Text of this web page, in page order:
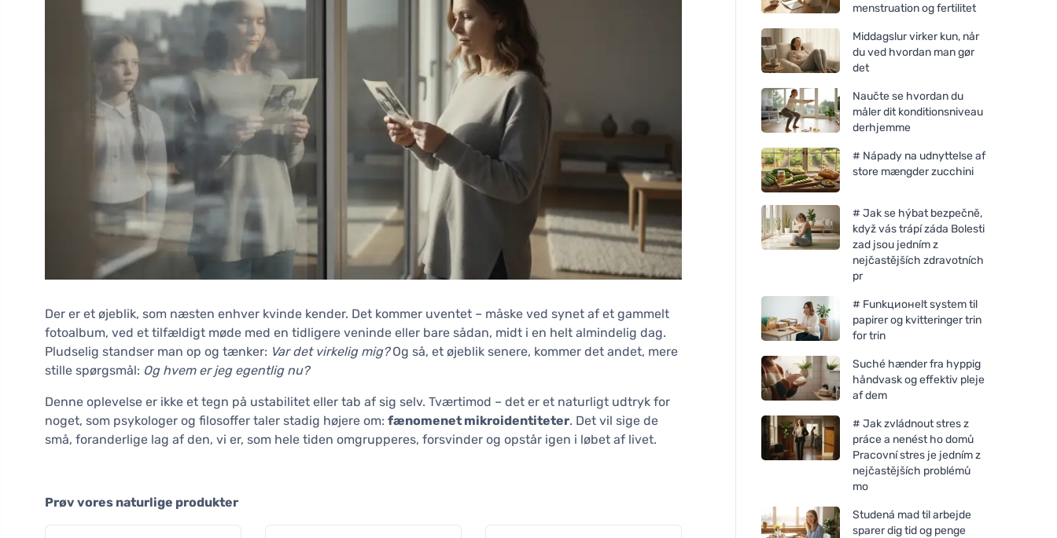
Der er et øjeblik, som næsten enhver kvinde kender. Det kommer uventet – måske ved synet af et gammelt
fotoalbum, ved et tilfældigt møde med en tidligere veninde eller bare sådan, midt i en helt almindelig dag.
Pludselig standser man op og tænker: Var det virkelig mig?Og så, et øjeblik senere, kommer det andet, mere
stille spørgsmål: Og hvem er jeg egentlig nu?
Denne oplevelse er ikke et tegn på ustabilitet eller tab af sig selv. Tværtimod – det er et naturligt udtryk for
noget, som psykologer og filosoffer taler stadig højere om: fænomenet mikroidentiteter. Det vil sige de
små, foranderlige lag af den, vi er, som hele tiden omgrupperes, forsvinder og opstår igen i løbet af livet.
Prøv vores naturlige produkter
menstruation og fertilitet
Middagslur virker kun, når
du ved hvordan man gør
det
Naučte se hvordan du
måler dit konditionsniveau
derhjemme
# Nápady na udnyttelse af
store mængder zucchini
# Jak se hýbat bezpečně,
když vás trápí záda Bolesti
zad jsou jedním z
nejčastějších zdravotních
pr
# Funkционelt system til
papirer og kvitteringer trin
for trin
Suché hænder fra hyppig
håndvask og effektiv pleje
af dem
# Jak zvládnout stres z
práce a nenést ho domů
Pracovní stres je jedním z
nejčastějších problémů
mo
Studená mad til arbejde
sparer dig tid og penge